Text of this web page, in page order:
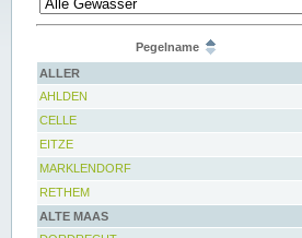
Pegelname
ALLER
AHLDEN
CELLE
EITZE
MARKLENDORF
RETHEM
ALTE MAAS